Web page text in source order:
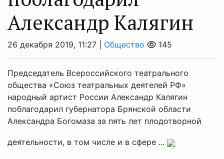
Александр Калягин
26 декабря 2019, 11:27 | Общество 145
Председатель Всероссийского театрального
общества «Союз театральных деятелей РФ»
народный артист России Александр Калягин
поблагодарил губернатора Брянской области
Александра Богомаза за пять лет плодотворной
деятельности, в том числе и в сфере ...